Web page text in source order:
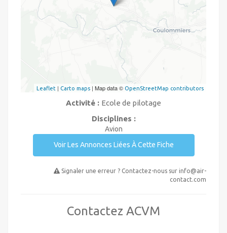
Leaflet | Carto maps | Map data © OpenStreetMap contributors
Activité : Ecole de pilotage
Disciplines :
Avion
Voir Les Annonces Liées À Cette Fiche
Signaler une erreur ? Contactez-nous sur info@air-
contact.com
Contactez ACVM